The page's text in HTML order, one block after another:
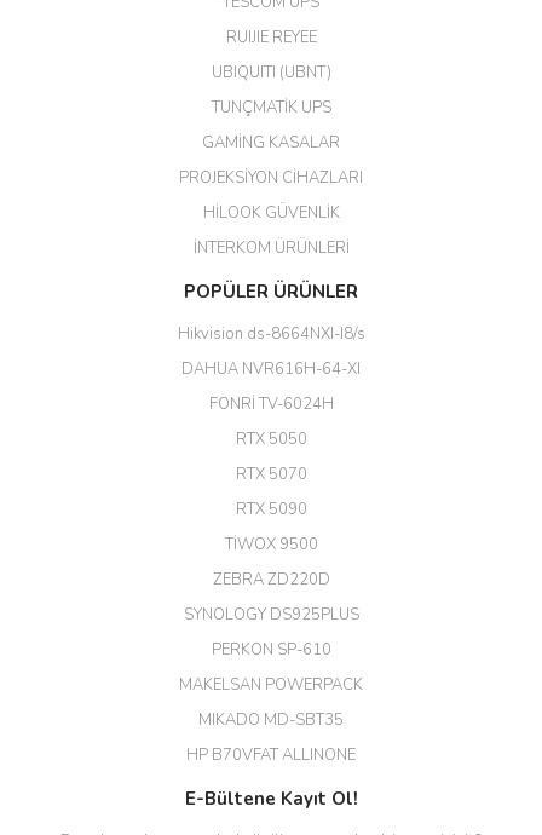
RUIJIE REYEE
UBIQUITI (UBNT)
TUNÇMATİK UPS
GAMİNG KASALAR
PROJEKSİYON CİHAZLARI
HİLOOK GÜVENLİK
İNTERKOM ÜRÜNLERİ
POPÜLER ÜRÜNLER
Hikvision ds-8664NXI-I8/s
DAHUA NVR616H-64-XI
FONRİ TV-6024H
RTX 5050
RTX 5070
RTX 5090
TİWOX 9500
ZEBRA ZD220D
SYNOLOGY DS925PLUS
PERKON SP-610
MAKELSAN POWERPACK
MIKADO MD-SBT35
HP B70VFAT ALLINONE
E-Bültene Kayıt Ol!